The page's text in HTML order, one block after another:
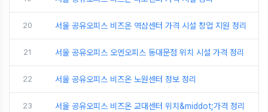
20 서울 공유오피스 비즈온 역삼센터 가격 시설 창업 지원 정리
21 서울 공유오피스 오엔오피스 동대문점 위치 시설 가격 정리
22 서울 공유오피스 비즈온 노원센터 정보 정리
23 서울 공유오피스 비즈온 교대센터 위치&middot;가격 정리